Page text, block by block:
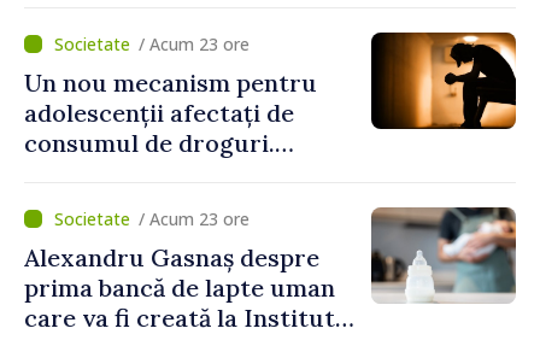
proiectelor de dezvoltare
ale Republicii Moldova
/ Acum 23 ore
Un nou mecanism pentru
adolescenții afectați de
consumul de droguri.
pregătește servicii dedicate
/ Acum 23 ore
Alexandru Gasnaș despre
prima bancă de lapte uman
care va fi creată la Institutul